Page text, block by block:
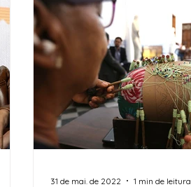
31 de mai. de 2022 1 min de leitura